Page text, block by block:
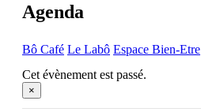
Agenda
Bô Café Le Labô Espace Bien-Etre
Cet évènement est passé.
×